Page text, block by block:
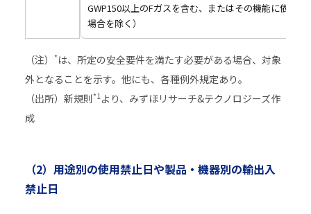
GWP150以上のFガスを含む、またはその機能に依存
場合を除く）
（注） * は、所定の安全要件を満たす必要がある場合、対象
外となることを示す。他にも、各種例外規定あり。
（出所）新規則*1より、みずほリサーチ&テクノロジーズ作
成
（2）用途別の使用禁止日や製品・機器別の輸出入
禁止日